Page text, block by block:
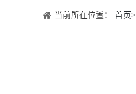
当前所在位置： 首页>